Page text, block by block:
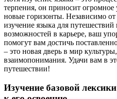
терпения, он приносит огромное
новые горизонты. Независимо
изучение языка для
возможностей в карьере, ваш
помогут вам достичь
– это новая дверь в мир
взаимопонимания. Удачи вам в
путешествии!
Изучение базовой